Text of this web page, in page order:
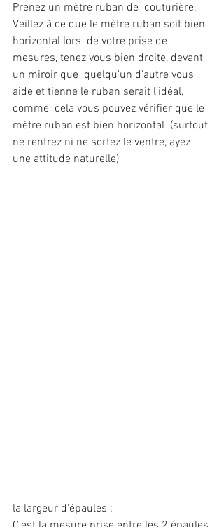
Prenez un mètre ruban de  couturière.
Veillez à ce que le mètre ruban soit bien
horizontal lors  de votre prise de
mesures, tenez vous bien droite, devant
un miroir que  quelqu'un d'autre vous
aide et tienne le ruban serait l’idéal,
comme  cela vous pouvez vérifier que le
mètre ruban est bien horizontal  (surtout
ne rentrez ni ne sortez le ventre, ayez
une attitude naturelle)
la largeur d'épaules :